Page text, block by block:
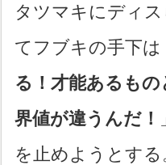
タツマキにディ
てフブキの手下は
る！才能あるも
界値が違うんだ！
を止めようとする